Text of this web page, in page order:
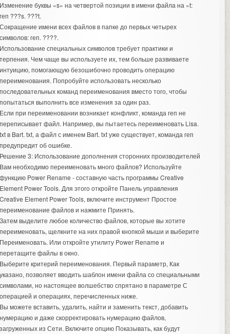
буквы «s» на четвертой позиции в имени файла на «t:
???s. ???t.
имени всех файлов в папке до первых четырех
геп. ????.
специальных символов требует практики и
Чем чаще вы используете их, тем больше развиваете
помогающую безошибочно проводить операцию
Попробуйте использовать несколько
команд переименования вместо того, чтобы
выполнить все изменения за один раз.
при переименовании возникает конфликт, команда геп не
файл. Например, вы пытаетесь переименовать Lisa.
в Bart. txt, а файл с именем Bart. txt уже существует, команда геп
об ошибке.
3: Использование дополнения сторонних производителей
необходимо переименовать много файлов? Используйте
Power Rename - составную часть программы Creative
Power Tools. Для этого откройте Панель управления
Element Power Tools, включите инструмент Простое
файлов и нажмите Принять.
выделите любое количество файлов, которые вы хотите
щелкните на них правой кнопкой мыши и выберите
Или откройте утилиту Power Rename и
файлы в окно.
критерий переименования. Первый параметр, Как
позволяет вводить шаблон имени файла со специальными
но настоящее волшебство спрятано в параметре С
и операциях, перечисленных ниже.
можете вставить, удалить, найти и заменить текст, добавить
и даже скорректировать нумерацию файлов,
из Сети. Включите опцию Показывать, как будут